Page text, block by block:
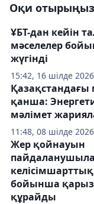
Оқи отырыңыз
15:42, 16 шілде 2026
ҰБТ-дан кейін
мәселелер
жүгінді
11:48, 08 шілде 2026
қанша:
мәлімет
Жер қойнауын
бойынша
құрайды